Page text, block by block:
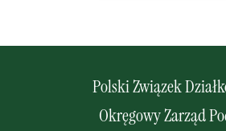
Polski Związek
Okręgowy Zarząd